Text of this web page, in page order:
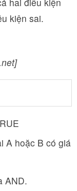
kiện sai.
A hoặc B có giá
AND.